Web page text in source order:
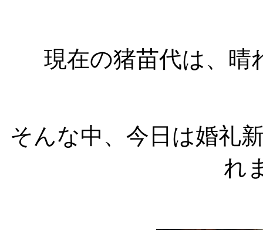
現在の猪苗代は、晴
そんな中、今日は婚礼
れ